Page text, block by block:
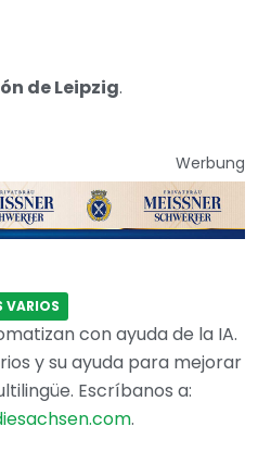
de Leipzig.
Werbung
VARIOS
con ayuda de la IA.
y su ayuda para mejorar
Escríbanos a:
.